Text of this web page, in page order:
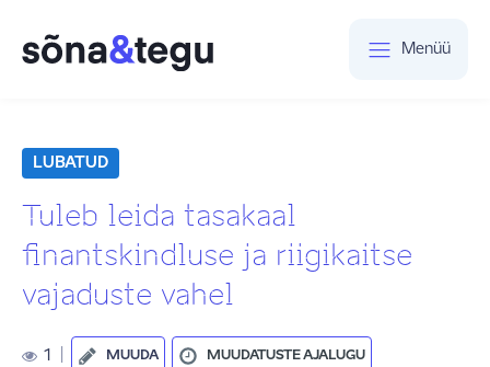
Menüü
LUBATUD
Tuleb leida tasakaal
finantskindluse ja riigikaitse
vajaduste vahel
1 MUUDA MUUDATUSTE AJALUGU